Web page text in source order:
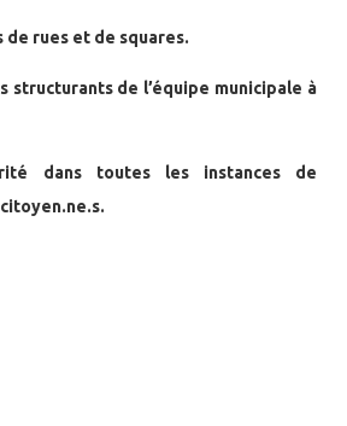
de rues et de squares.
structurants de l’équipe municipale à
dans toutes les instances de